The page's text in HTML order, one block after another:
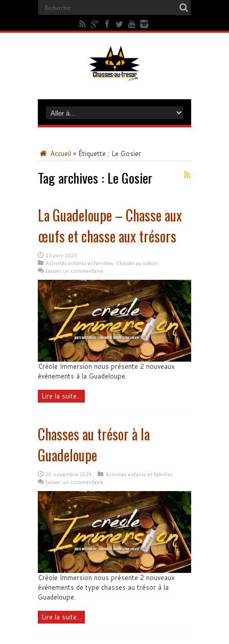
Accueil » Étiquette : Le Gosier
Tag archives : Le Gosier
La Guadeloupe – Chasse aux
œufs et chasse aux trésors
19 avril 2025
Activités enfants et familles, Chasses au trésor
Laisser un commentaire
Créole Immersion nous présente 2 nouveaux
événements à la Guadeloupe.
Lire la suite...
Chasses au trésor à la
Guadeloupe
20 novembre 2024
Activités enfants et familles
Laisser un commentaire
Créole Immersion nous présente 2 nouveaux
événements de type chasses au trésor à la
Guadeloupe.
Lire la suite...